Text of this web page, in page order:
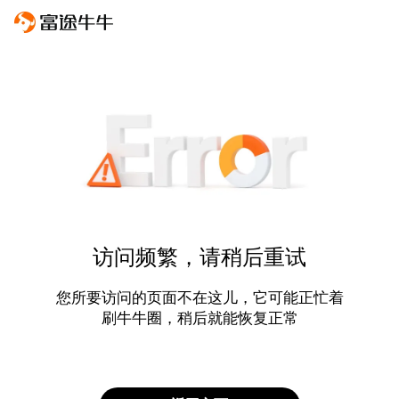
访问频繁，请稍后重试
您所要访问的页面不在这儿，它可能正忙着
刷牛牛圈，稍后就能恢复正常